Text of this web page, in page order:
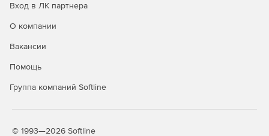
Вход в ЛК партнера
О компании
Вакансии
Помощь
Группа компаний Softline
© 1993—2026 Softline